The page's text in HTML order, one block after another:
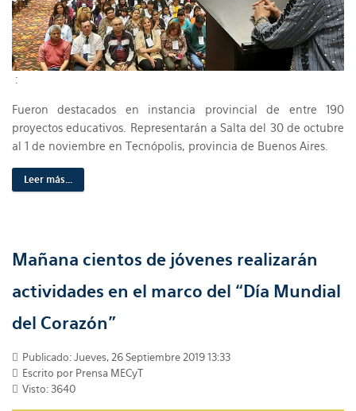
:
Fueron destacados en instancia provincial de entre 190
proyectos educativos. Representarán a Salta del 30 de octubre
al 1 de noviembre en Tecnópolis, provincia de Buenos Aires.
Leer más...
Mañana cientos de jóvenes realizarán
actividades en el marco del “Día Mundial
del Corazón”
Publicado: Jueves, 26 Septiembre 2019 13:33
Escrito por Prensa MECyT
Visto: 3640